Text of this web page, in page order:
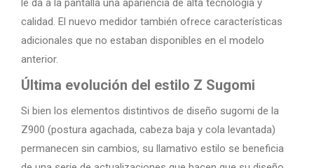
le da a la pantalla una apariencia de alta tecnología y
calidad. El nuevo medidor también ofrece características
adicionales que no estaban disponibles en el modelo
anterior.
Última evolución del estilo Z Sugomi
Si bien los elementos distintivos de diseño sugomi de la
Z900 (postura agachada, cabeza baja y cola levantada)
permanecen sin cambios, su llamativo estilo se beneficia